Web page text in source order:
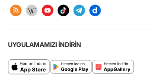
UYGULAMAMIZI İNDİRİN